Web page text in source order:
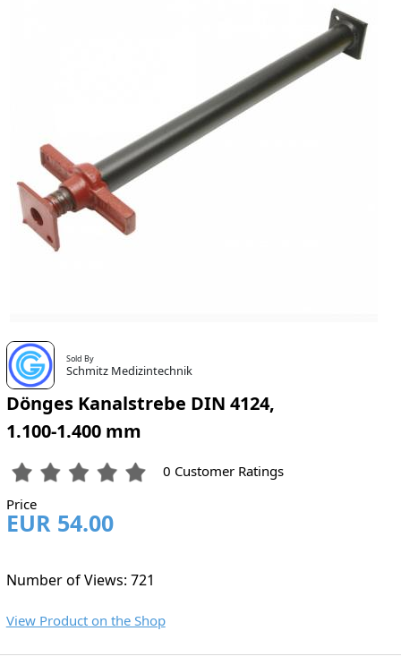
Sold By
Schmitz Medizintechnik
Dönges Kanalstrebe DIN 4124,
1.100-1.400 mm
0 Customer Ratings
Price
EUR 54.00
Number of Views: 721
View Product on the Shop